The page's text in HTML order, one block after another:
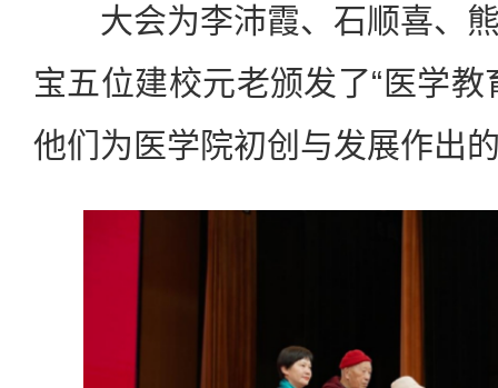
大会为李沛霞、石顺喜、熊
宝五位建校元老颁发了“医学
他们为医学院初创与发展作出